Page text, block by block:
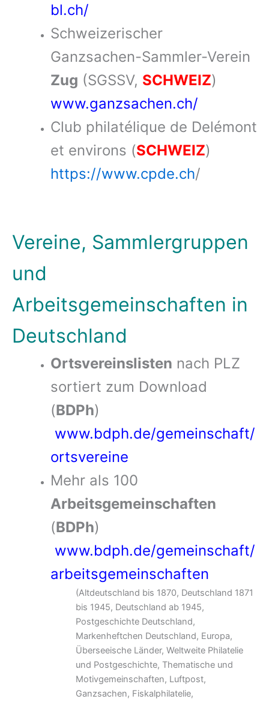
bl.ch/
Schweizerischer
Ganzsachen-Sammler-Verein
Zug (SGSSV, SCHWEIZ)
www.ganzsachen.ch/
Club philatélique de Delémont
et environs (SCHWEIZ)
https://www.cpde.ch/
Vereine, Sammlergruppen
und
Arbeitsgemeinschaften in
Deutschland
Ortsvereinslisten nach PLZ
sortiert zum Download
(BDPh)
www.bdph.de/gemeinschaft/
ortsvereine
Mehr als 100
Arbeitsgemeinschaften
(BDPh)
www.bdph.de/gemeinschaft/
arbeitsgemeinschaften
(Altdeutschland bis 1870, Deutschland 1871
bis 1945, Deutschland ab 1945,
Postgeschichte Deutschland,
Markenheftchen Deutschland, Europa,
Überseeische Länder, Weltweite Philatelie
und Postgeschichte, Thematische und
Motivgemeinschaften, Luftpost,
Ganzsachen, Fiskalphilatelie,